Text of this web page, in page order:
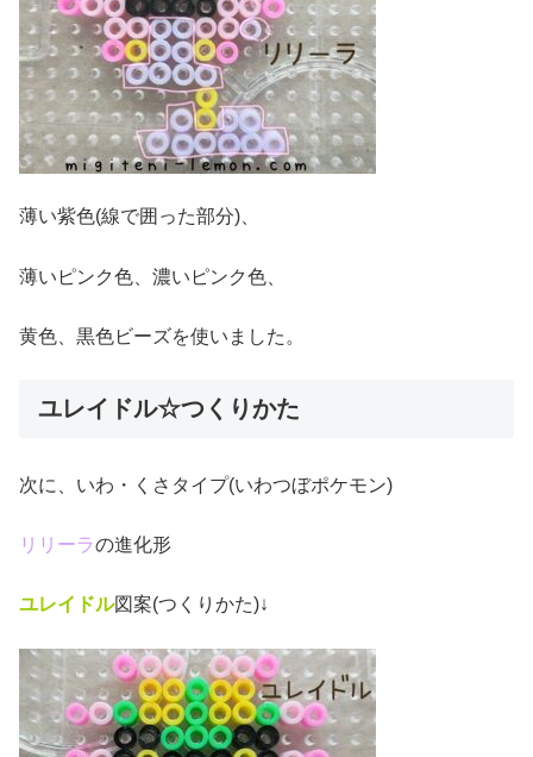
薄い紫色(線で囲った部分)、
薄いピンク色、濃いピンク色、
黄色、黒色ビーズを使いました。
ユレイドル☆つくりかた
次に、いわ・くさタイプ(いわつぼポケモン)
リリーラの進化形
ユレイドル図案(つくりかた)↓